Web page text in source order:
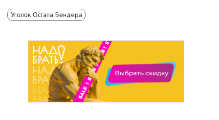
Уголок Остапа Бендера